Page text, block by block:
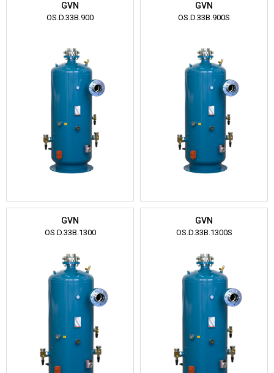
GVN
OS.D.33B.900
GVN
OS.D.33B.900S
GVN
OS.D.33B.1300
GVN
OS.D.33B.1300S